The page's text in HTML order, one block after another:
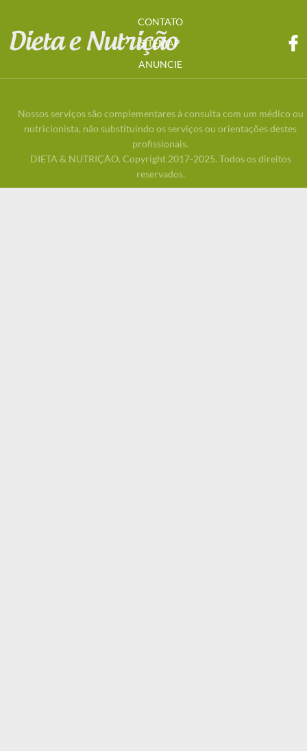
CONTATO
SITEMAP
ANUNCIE
Nossos serviços são complementares à consulta com um médico ou
nutricionista, não substituindo os serviços ou orientações destes
profissionais.
DIETA & NUTRIÇÃO. Copyright 2017-2025. Todos os direitos
reservados.